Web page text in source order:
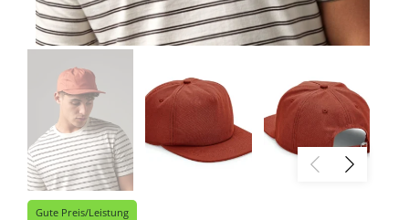
Gute Preis/Leistung